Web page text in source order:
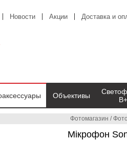
Фотомагазин /
Мікрофон
Новости Акции Доставка и
Объективы